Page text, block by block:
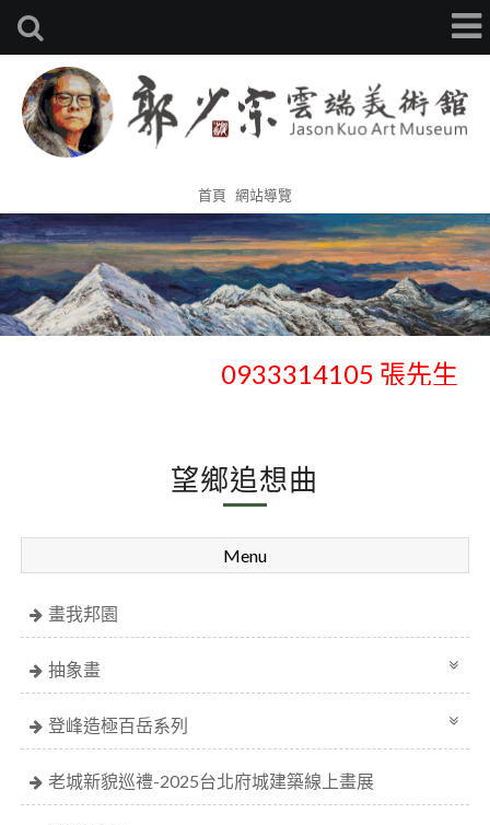
首頁 網站導覽
歡迎官網預約鑑賞、收藏 -
0933314105 張先生
望鄉追想曲
Menu
畫我邦園
抽象畫
登峰造極百岳系列
老城新貌巡禮-2025台北府城建築線上畫展